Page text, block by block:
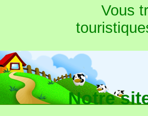
Vous
Notre